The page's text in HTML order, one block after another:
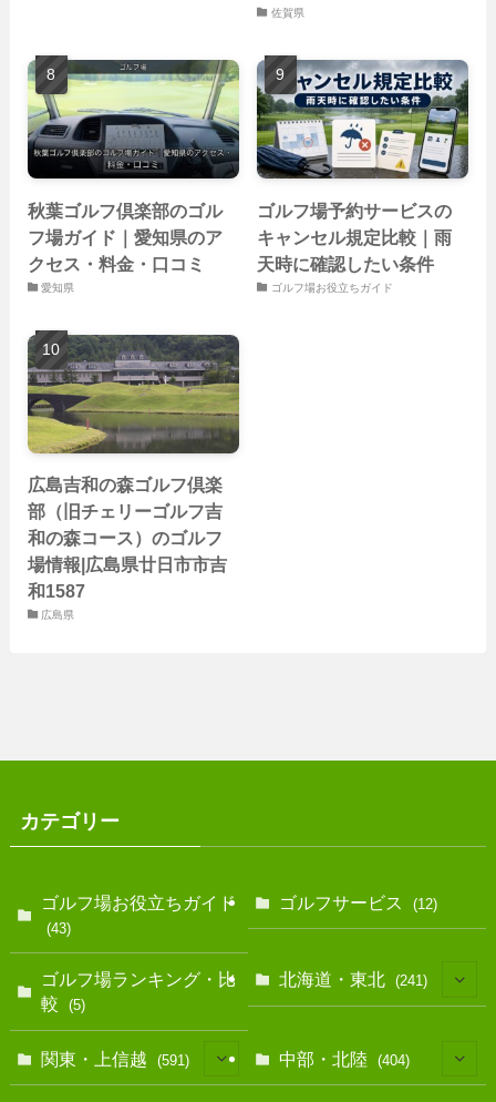
佐賀県
秋葉ゴルフ倶楽部のゴル
フ場ガイド｜愛知県のア
クセス・料金・口コミ
愛知県
ゴルフ場予約サービスの
キャンセル規定比較｜雨
天時に確認したい条件
ゴルフ場お役立ちガイド
広島吉和の森ゴルフ倶楽
部（旧チェリーゴルフ吉
和の森コース）のゴルフ
場情報|広島県廿日市市吉
和1587
広島県
カテゴリー
ゴルフ場お役立ちガイド
(43)
ゴルフサービス (12)
ゴルフ場ランキング・比
較
(5)
北海道・東北 (241)
関東・上信越 (591) 中部・北陸 (404)